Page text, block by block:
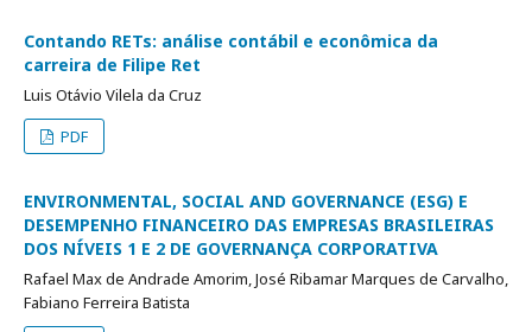
Contando RETs: análise contábil e econômica da
carreira de Filipe Ret
Luis Otávio Vilela da Cruz
PDF
ENVIRONMENTAL, SOCIAL AND GOVERNANCE (ESG) E
DESEMPENHO FINANCEIRO DAS EMPRESAS BRASILEIRAS
DOS NÍVEIS 1 E 2 DE GOVERNANÇA CORPORATIVA
Rafael Max de Andrade Amorim, José Ribamar Marques de Carvalho,
Fabiano Ferreira Batista